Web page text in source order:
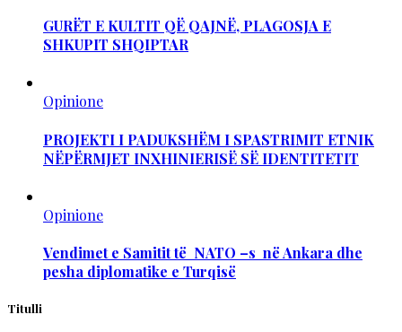
GURËT E KULTIT QË QAJNË, PLAGOSJA E
SHKUPIT SHQIPTAR
Opinione
PROJEKTI I PADUKSHËM I SPASTRIMIT ETNIK
NËPËRMJET INXHINIERISË SË IDENTITETIT
Opinione
Vendimet e Samitit të NATO –s në Ankara dhe
pesha diplomatike e Turqisë
Titulli